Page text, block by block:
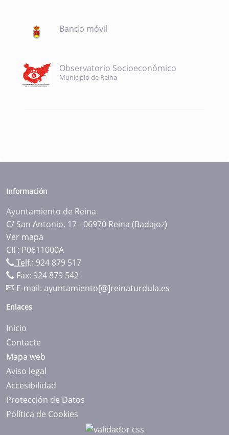
Bando móvil
Observatorio Socioeconómico
Municipio de Reina
Información
Ayuntamiento de Reina
C/ San Antonio, 17 - 06970 Reina (Badajoz)
Ver mapa
CIF: P0611000A
Telf.: 924 879 517
Fax: 924 879 542
E-mail: ayuntamiento[@]reinaturdula.es
Enlaces
Inicio
Contacte
Mapa web
Aviso legal
Accesibilidad
Protección de Datos
Política de Cookies